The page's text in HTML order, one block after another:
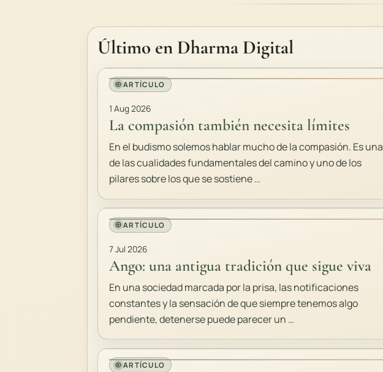
Último en Dharma Digital
ARTÍCULO
1 Aug 2026
La compasión también necesita límites
En el budismo solemos hablar mucho de la compasión. Es una
de las cualidades fundamentales del camino y uno de los
pilares sobre los que se sostiene …
ARTÍCULO
7 Jul 2026
Ango: una antigua tradición que sigue viva
En una sociedad marcada por la prisa, las notificaciones
constantes y la sensación de que siempre tenemos algo
pendiente, detenerse puede parecer un …
ARTÍCULO